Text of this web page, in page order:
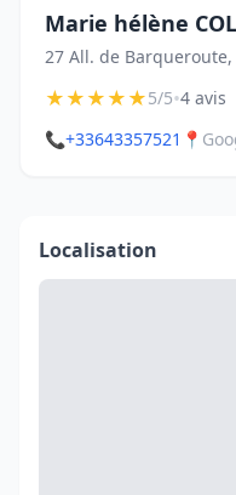
Marie hélène
27 All. de
★★★★★5/5•4 avis
📞+33643357521 📍
Localisation